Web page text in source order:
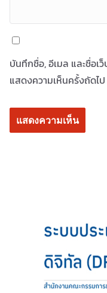
บันทึกชื่อ, อีเมล และชื่อเ
แสดงความเห็นครั้งถัดไป